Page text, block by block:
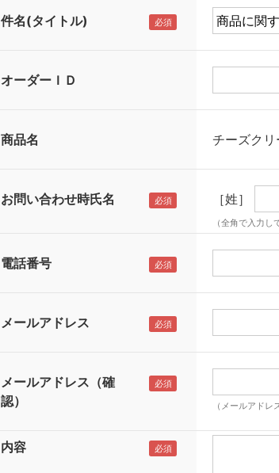
件名(タイトル)
オーダーＩＤ
商品名 チーズク
お問い合わせ時氏名 ［姓］
（全角で入力し
電話番号
メールアドレス
メールアドレス（確
認）
（メールアド
内容